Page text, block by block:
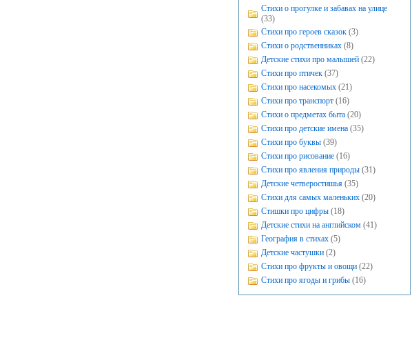
Стихи о прогулке и забавах на улице
(33)
Стихи про героев сказок (3)
Стихи о родственниках (8)
Детские стихи про малышей (22)
Стихи про птичек (37)
Стихи про насекомых (21)
Стихи про транспорт (16)
Стихи о предметах быта (20)
Стихи про детские имена (35)
Стихи про буквы (39)
Стихи про рисование (16)
Стихи про явления природы (31)
Детские четверостишья (35)
Стихи для самых маленьких (20)
Стишки про цифры (18)
Детские стихи на английском (41)
География в стихах (5)
Детские частушки (2)
Стихи про фрукты и овощи (22)
Стихи про ягоды и грибы (16)